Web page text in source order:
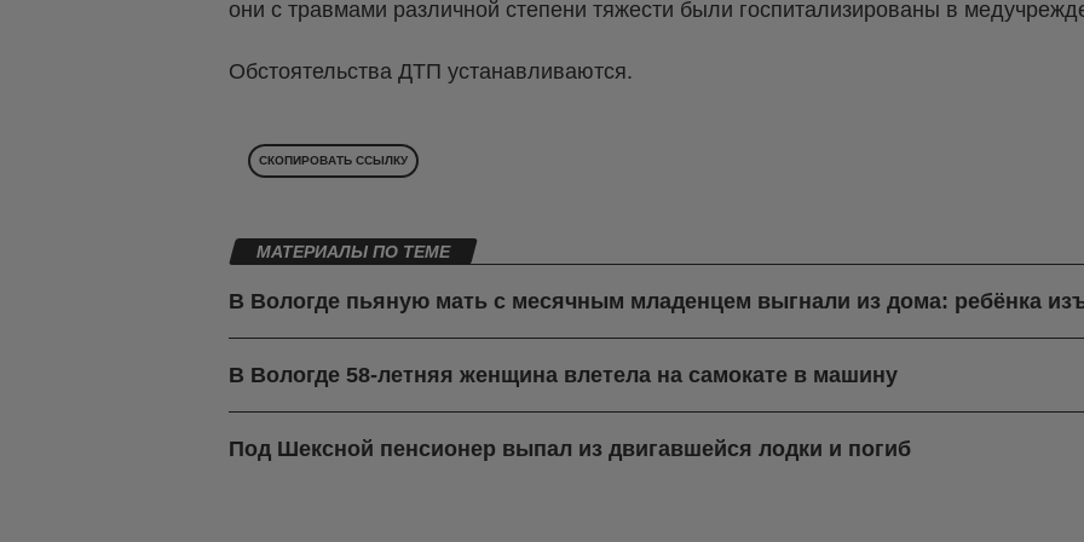
они с травмами различной степени тяжести были госпитализированы в
Обстоятельства ДТП устанавливаются.
СКОПИРОВАТЬ ССЫЛКУ
МАТЕРИАЛЫ ПО ТЕМЕ
В Вологде пьяную мать с месячным младенцем выгнали из дома: ребёнка
В Вологде 58-летняя женщина влетела на самокате в машину
Под Шексной пенсионер выпал из двигавшейся лодки и погиб